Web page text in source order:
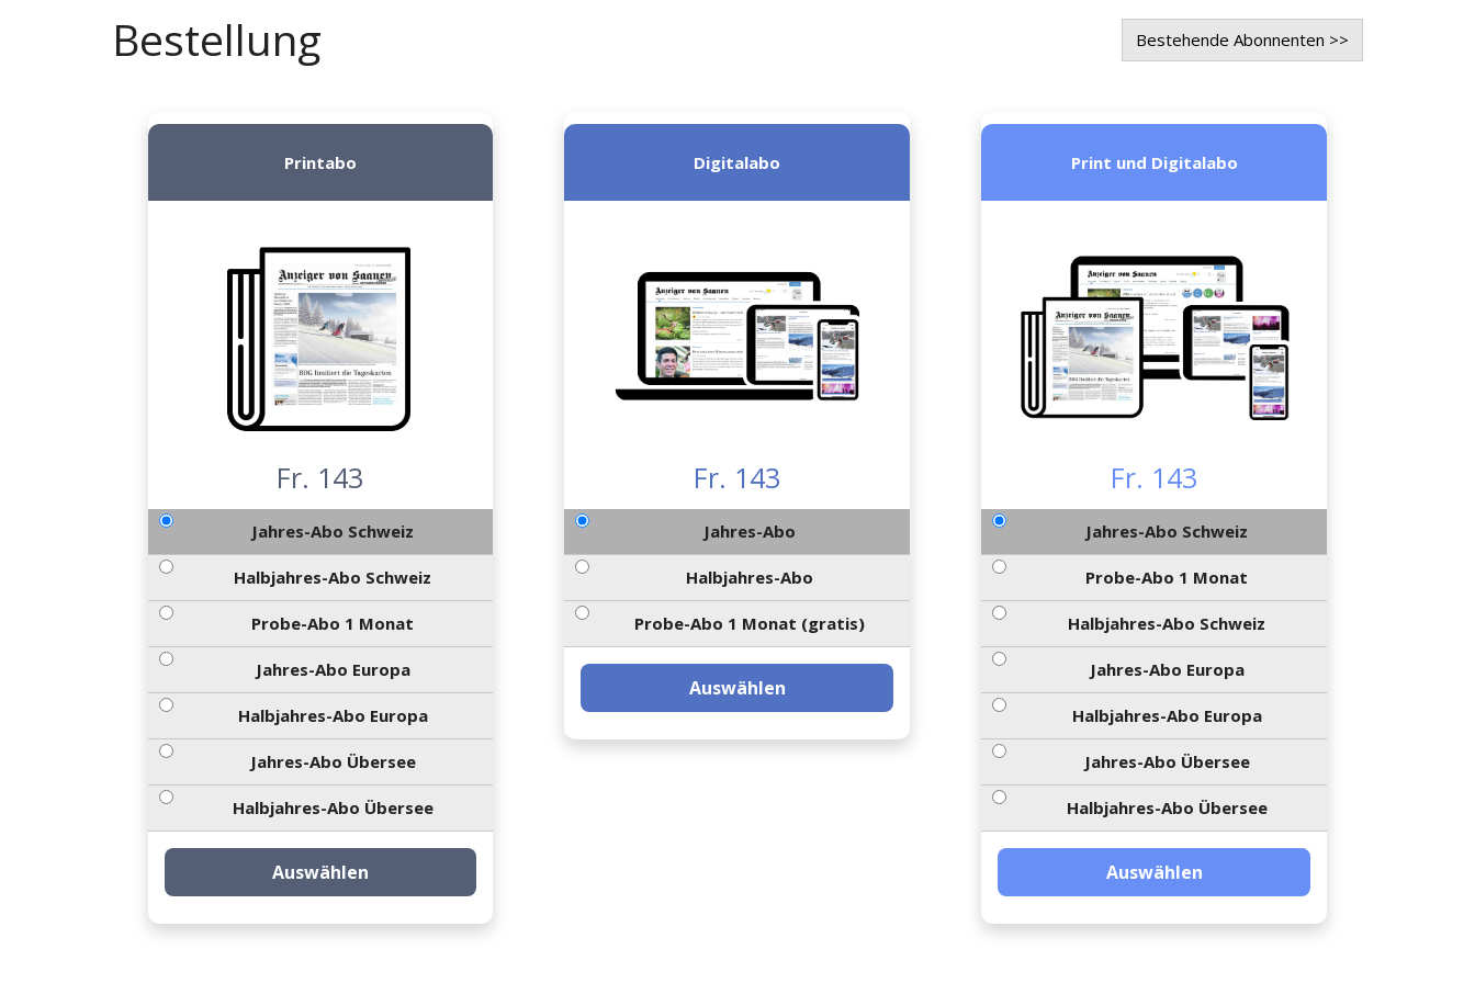
Bestellung Bestehende Abonnenten >>
Printabo
Fr. 143
Jahres-Abo Schweiz
Halbjahres-Abo Schweiz
Probe-Abo 1 Monat
Jahres-Abo Europa
Halbjahres-Abo Europa
Jahres-Abo Übersee
Halbjahres-Abo Übersee
Auswählen
Digitalabo
Fr. 143
Jahres-Abo
Halbjahres-Abo
Probe-Abo 1 Monat (gratis)
Auswählen
Print und Digitalabo
Fr. 143
Jahres-Abo Schweiz
Probe-Abo 1 Monat
Halbjahres-Abo Schweiz
Jahres-Abo Europa
Halbjahres-Abo Europa
Jahres-Abo Übersee
Halbjahres-Abo Übersee
Auswählen